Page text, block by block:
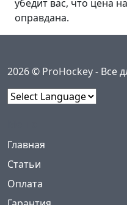
убедит вас, что цена
оправдана.
2026 © ProHockey - Все
Главная
Статьи
Оплата